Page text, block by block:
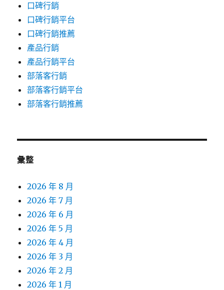
口碑行銷
口碑行銷平台
口碑行銷推薦
產品行銷
產品行銷平台
部落客行銷
部落客行銷平台
部落客行銷推薦
彙整
2026 年 8 月
2026 年 7 月
2026 年 6 月
2026 年 5 月
2026 年 4 月
2026 年 3 月
2026 年 2 月
2026 年 1 月